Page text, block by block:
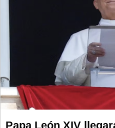
Papa León XIV